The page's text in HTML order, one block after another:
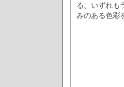
る。いずれも
みのある色彩